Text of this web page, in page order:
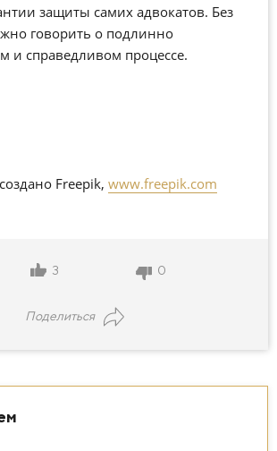
защиты самих адвокатов. Без
говорить о подлинно
и справедливом процессе.
Freepik, www.freepik.com
3 0
Поделиться